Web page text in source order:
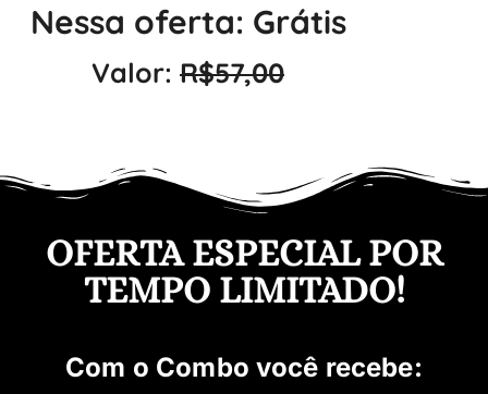
Nessa oferta: Grátis
Valor: R$57,00
OFERTA ESPECIAL POR
TEMPO LIMITADO!
Com o Combo você recebe: